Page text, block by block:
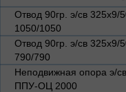
Отвод 90гр. э/св
1050/1050
Отвод 90гр. э/св
790/790
Неподвижная опора э/
ППУ-ОЦ 2000